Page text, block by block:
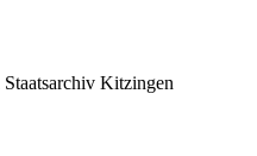
Staatsarchiv Kitzingen